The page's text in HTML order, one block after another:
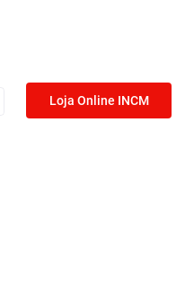
Loja Online INCM